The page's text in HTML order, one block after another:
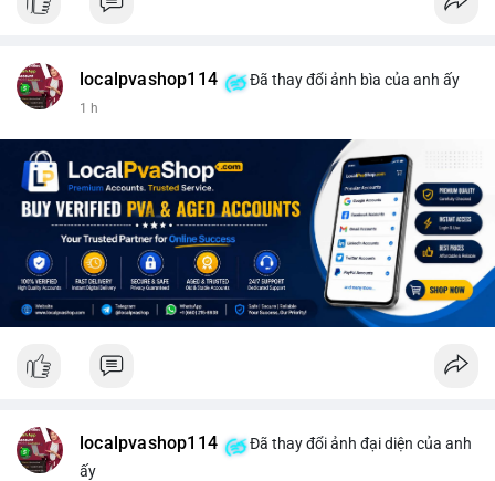
📰 Nguồn: CoinDesk
localpvashop114 Đã thay đổi ảnh bìa của anh ấy
1 h
localpvashop114
Đã thay đổi ảnh đại diện của anh
ấy